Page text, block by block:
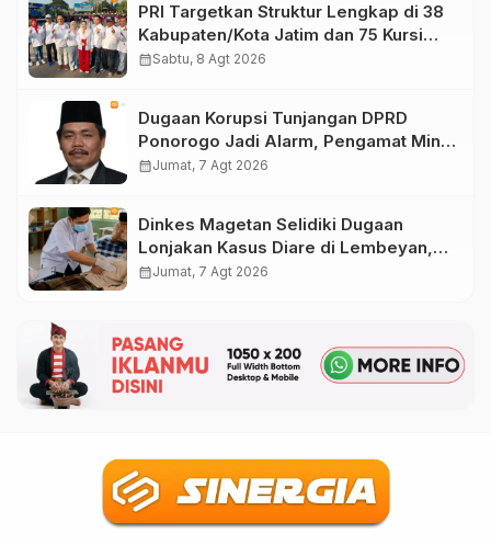
PRI Targetkan Struktur Lengkap di 38
Kabupaten/Kota Jatim dan 75 Kursi
DPR RI pada Pemilu 2029
calendar_monthSabtu, 8 Agt 2026
Dugaan Korupsi Tunjangan DPRD
Ponorogo Jadi Alarm, Pengamat Minta
Magetan Perkuat Tata Kelola
calendar_monthJumat, 7 Agt 2026
Dinkes Magetan Selidiki Dugaan
Lonjakan Kasus Diare di Lembeyan,
Lakukan Penyelidikan Epidemiologi
calendar_monthJumat, 7 Agt 2026